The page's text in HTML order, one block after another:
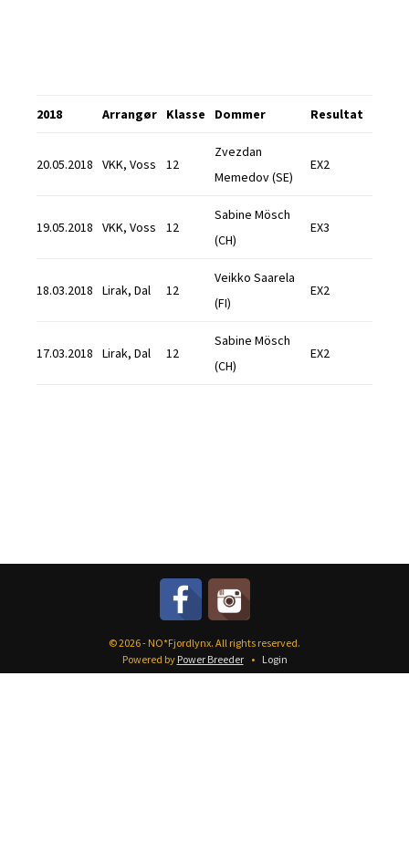
2018 Arrangør Klasse Dommer Resultat
20.05.2018 VKK, Voss 12
Zvezdan
Memedov (SE)
EX2
19.05.2018 VKK, Voss 12
Sabine Mösch
(CH)
EX3
18.03.2018 Lirak, Dal 12
Veikko Saarela
(FI)
EX2
17.03.2018 Lirak, Dal 12
Sabine Mösch
(CH)
EX2
© 2026 - NO*Fjordlynx. All rights reserved.
•
Powered by Power Breeder• Login